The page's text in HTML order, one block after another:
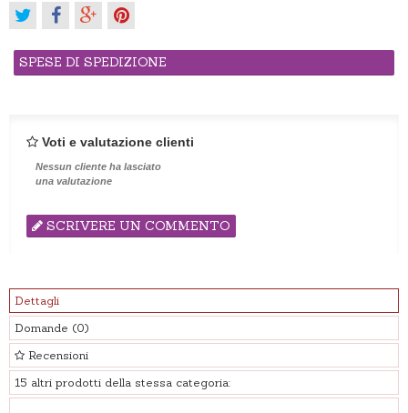
SPESE DI SPEDIZIONE
Voti e valutazione clienti
Nessun cliente ha lasciato
una valutazione
SCRIVERE UN COMMENTO
Dettagli
Domande (0)
Recensioni
15 altri prodotti della stessa categoria: